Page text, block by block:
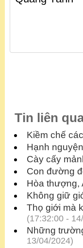
Tin liên
Kiềm chế
Hạnh
Cày cấy
Con đường
Hòa thượng,
Không giữ
Thọ giới mà
(17:32:00 -
Những
13/04/2024)